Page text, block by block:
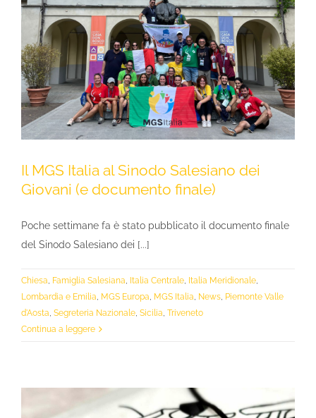
Il MGS Italia al Sinodo Salesiano dei
Giovani (e documento finale)
Poche settimane fa è stato pubblicato il documento finale
del Sinodo Salesiano dei [...]
Chiesa, Famiglia Salesiana, Italia Centrale, Italia Meridionale,
Lombardia e Emilia, MGS Europa, MGS Italia, News, Piemonte Valle
d'Aosta, Segreteria Nazionale, Sicilia, Triveneto
Continua a leggere